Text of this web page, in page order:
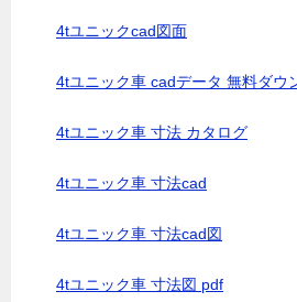
4tユニックcad図面
4tユニック車 cadデータ 無料ダウ
4tユニック車 寸法 カタログ
4tユニック車 寸法cad
4tユニック車 寸法cad図
4tユニック車 寸法図 pdf